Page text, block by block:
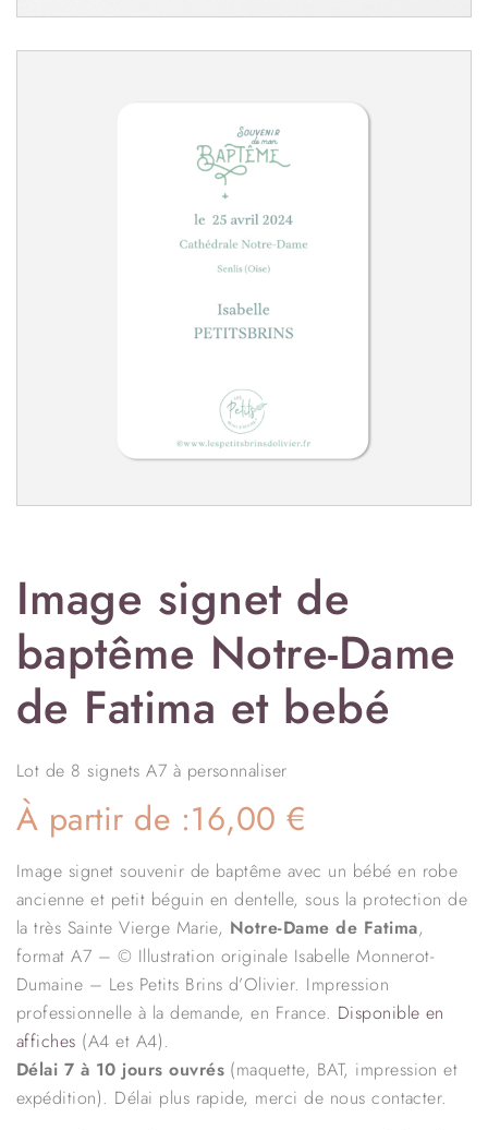
Image signet de
baptême Notre-Dame
de Fatima et bebé
Lot de 8 signets A7 à personnaliser
À partir de :16,00€
Image signet souvenir de baptême avec un bébé en robe
ancienne et petit béguin en dentelle, sous la protection de
la très Sainte Vierge Marie, Notre-Dame de Fatima,
format A7 – © Illustration originale Isabelle Monnerot-
Dumaine – Les Petits Brins d’Olivier. Impression
professionnelle à la demande, en France. Disponible en
affiches (A4 et A4).
Délai 7 à 10 jours ouvrés (maquette, BAT, impression et
expédition). Délai plus rapide, merci de nous contacter.